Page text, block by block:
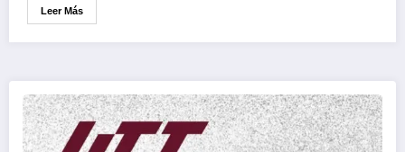
Leer Más